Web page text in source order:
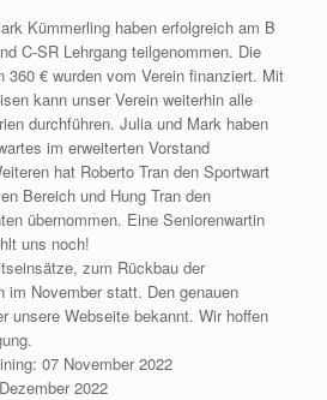
Kümmerling haben erfolgreich am B
C-SR Lehrgang teilgenommen. Die
360 € wurden vom Verein finanziert. Mit
kann unser Verein weiterhin alle
durchführen. Julia und Mark haben
im erweiterten Vorstand
hat Roberto Tran den Sportwart
Bereich und Hung Tran den
übernommen. Eine Seniorenwartin
uns noch!
zum Rückbau der
im November statt. Den genauen
unsere Webseite bekannt. Wir hoffen
07 November 2022
2022